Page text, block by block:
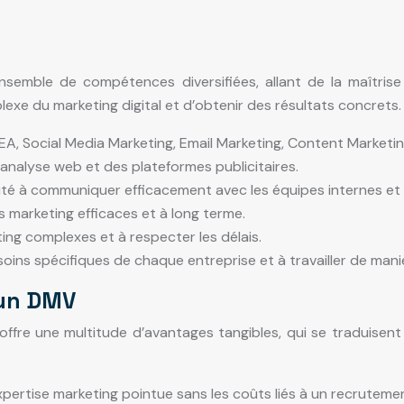
de compétences diversifiées, allant de la
du marketing digital et d’obtenir des résultats concrets.
Social Media Marketing, Email Marketing, Content
web et des plateformes publicitaires.
à communiquer efficacement avec les équipes internes
efficaces et à long terme.
complexes et à respecter les délais.
spécifiques de chaque entreprise et à travailler de
DMV
une multitude d’avantages tangibles, qui se
marketing pointue sans les coûts liés à un